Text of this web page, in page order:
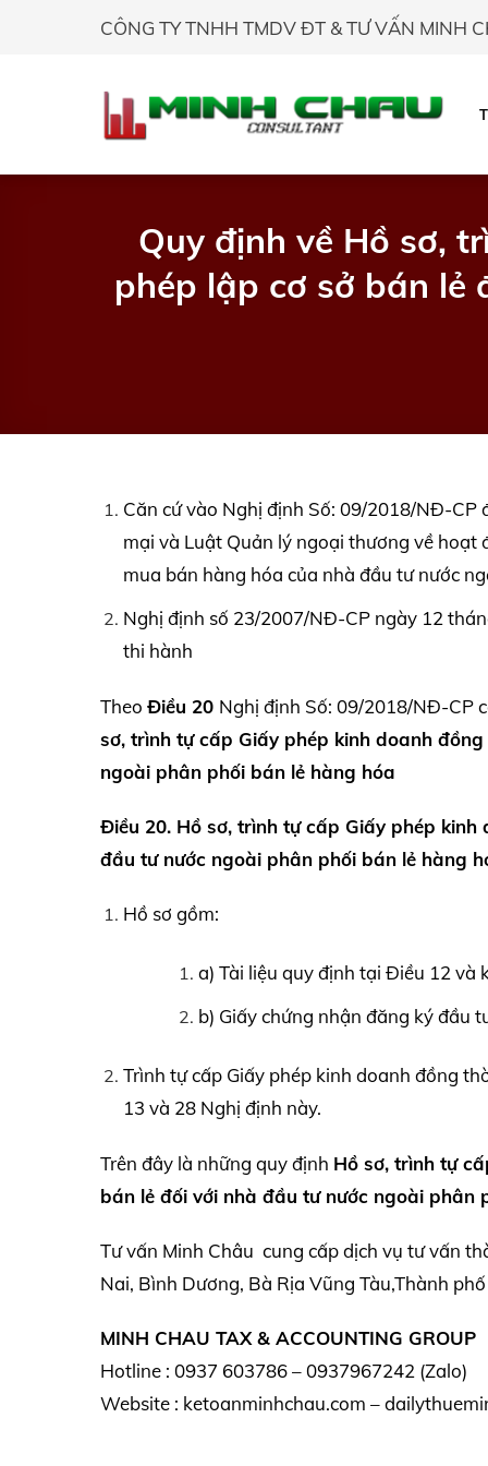
CÔNG TY TNHH TMDV ĐT & TƯ VẤN MINH
Quy định về Hồ sơ,
phép lập cơ sở bán
Căn cứ vào Nghị định Số: 09/2018/NĐ-
mại và Luật Quản lý ngoại thương về
mua bán hàng hóa của nhà đầu tư nước
Nghị định số 23/2007/NĐ-CP ngày 12
thi hành
Theo Điều 20 Nghị định Số: 09/2018/NĐ-CP
sơ, trình tự cấp Giấy phép kinh doanh
ngoài phân phối bán lẻ hàng hóa
Điều 20. Hồ sơ, trình tự cấp Giấy phép
đầu tư nước ngoài phân phối bán lẻ hàng
Hồ sơ gồm:
a) Tài liệu quy định tại Điều 12 và
b) Giấy chứng nhận đăng ký đầu
Trình tự cấp Giấy phép kinh doanh đồng
13 và 28 Nghị định này.
Trên đây là những quy định Hồ sơ, trình tự
bán lẻ đối với nhà đầu tư nước ngoài phân
Tư vấn Minh Châu cung cấp dịch vụ tư vấn
Nai, Bình Dương, Bà Rịa Vũng Tàu,Thành
MINH CHAU TAX & ACCOUNTING GROUP
Hotline : 0937 603786 – 0937967242 (Zalo)
Website : ketoanminhchau.com –